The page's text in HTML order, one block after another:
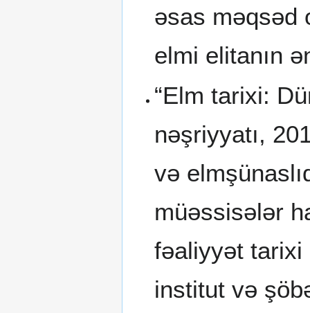
əsas məqsəd
elmi elitanın
“Elm tarixi:
nəşriyyatı,
və
müəssisələr
fəaliyyət tarixi
institut və